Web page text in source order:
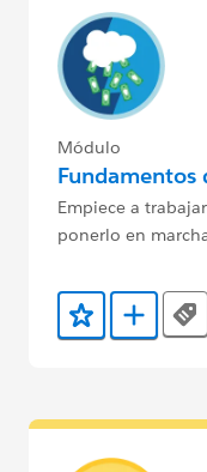
Módulo
Fundamentos
Empiece a
ponerlo en
Agregar aAgregarTags